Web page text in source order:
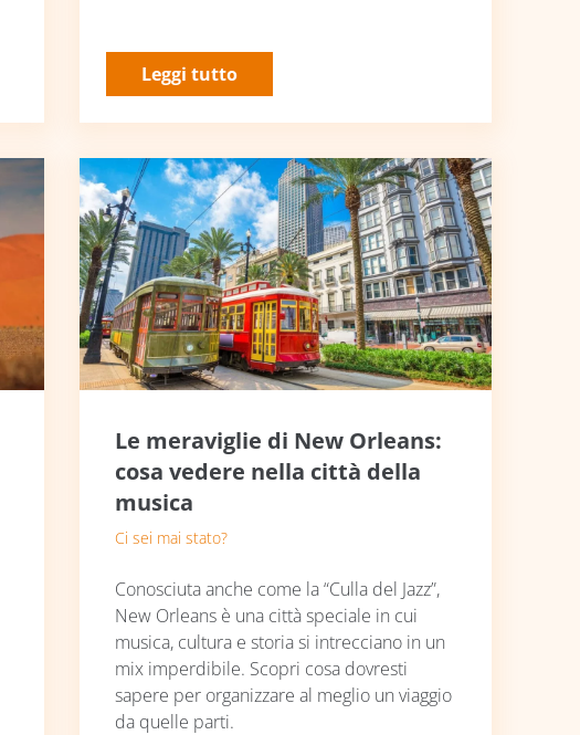
Leggi tutto
Le meraviglie di New Orleans:
cosa vedere nella città della
musica
Ci sei mai stato?
Conosciuta anche come la “Culla del Jazz”,
New Orleans è una città speciale in cui
musica, cultura e storia si intrecciano in un
mix imperdibile. Scopri cosa dovresti
sapere per organizzare al meglio un viaggio
da quelle parti.